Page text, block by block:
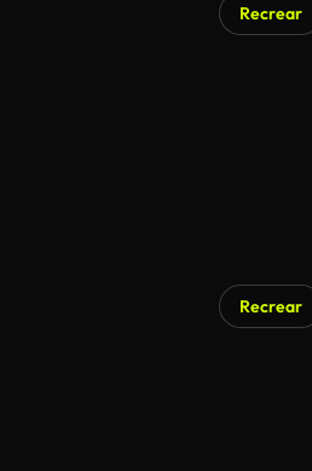
Recrear
Recrear